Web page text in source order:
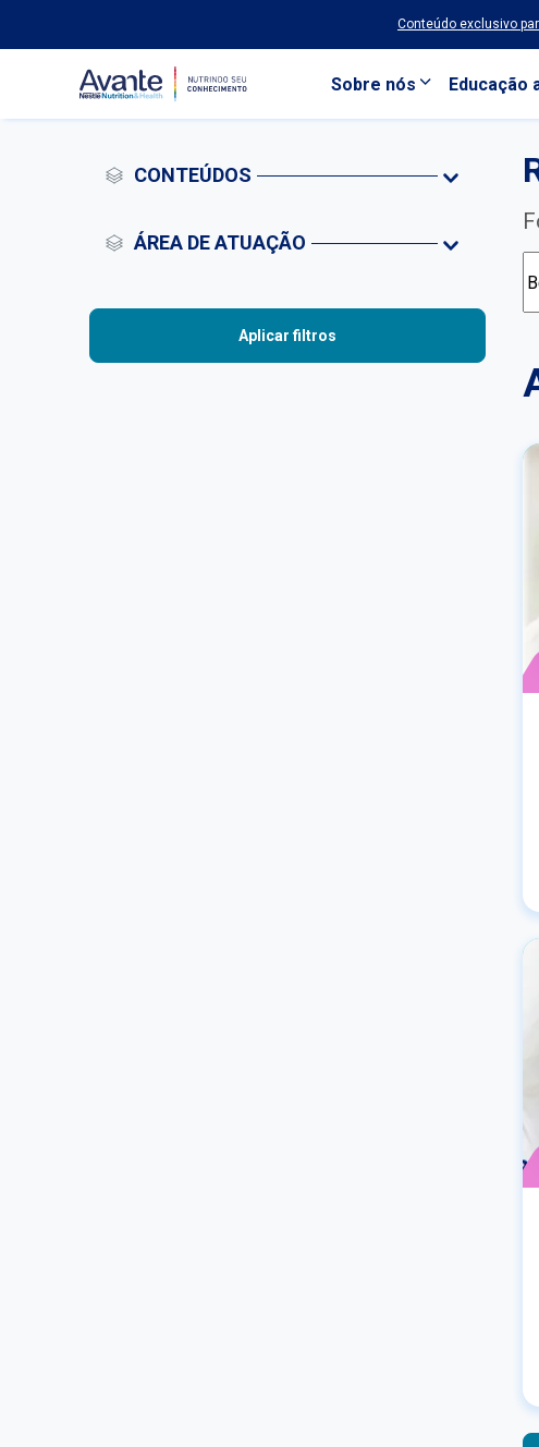
Conteúdo exclusivo
Sobre nós Educação
CONTEÚDOS
ÁREA DE ATUAÇÃO
Aplicar filtros